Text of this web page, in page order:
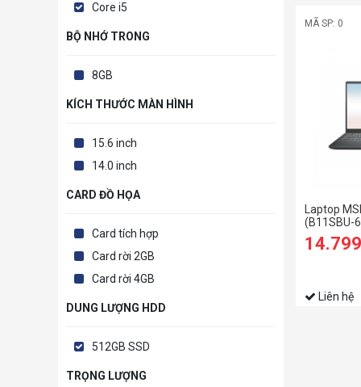
Core i5
BỘ NHỚ TRONG
8GB
KÍCH THƯỚC MÀN HÌNH
15.6 inch
14.0 inch
CARD ĐỒ HỌA
Card tích hợp
Card rời 2GB
Card rời 4GB
DUNG LƯỢNG HDD
512GB SSD
TRỌNG LƯỢNG
MÃ SP: 0
Laptop
(B11SBU-
1155G7/
RAM/
Liên hệ